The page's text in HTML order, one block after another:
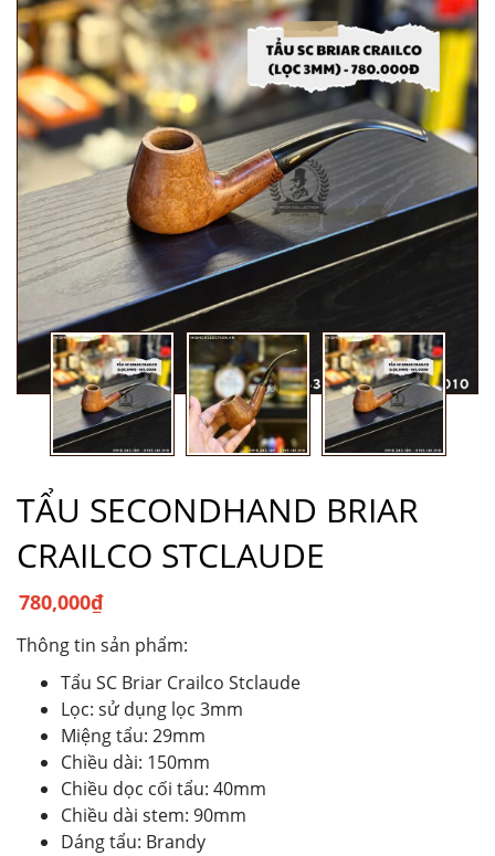
TẨU SECONDHAND BRIAR
CRAILCO STCLAUDE
780,000₫
Thông tin sản phẩm:
Tẩu SC Briar Crailco Stclaude
Lọc: sử dụng lọc 3mm
Miệng tẩu: 29mm
Chiều dài: 150mm
Chiều dọc cối tẩu: 40mm
Chiều dài stem: 90mm
Dáng tẩu: Brandy